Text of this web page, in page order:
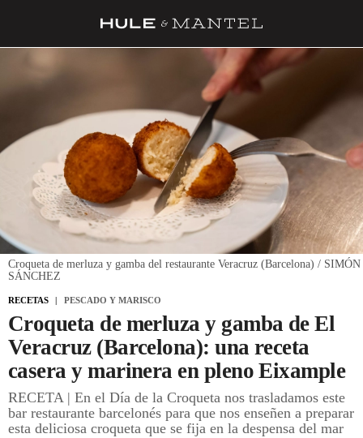
DESPENSA
BARRAS Y ESTRELLAS
DÓNDE COMER
ÍDOLOS DE MESAS
CUADERNO DE VIAJE
TRADICIÓN
MENÚ DEL DÍA
A CUCHILLO
REGISTRO
RECETAS PESCADO Y MARISCO
Croqueta de merluza y gamba de El
Veracruz (Barcelona): una receta
casera y marinera en pleno Eixample
RECETA | En el Día de la Croqueta nos trasladamos este
bar restaurante barcelonés para que nos enseñen a preparar
esta deliciosa croqueta que se fija en la despensa del mar
Croqueta de merluza y gamba del restaurante Veracruz (Barcelona) / SIMÓN
SÁNCHEZ